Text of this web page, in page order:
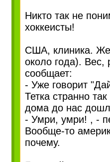
Никто так не
хоккеисты!
США, клиника.
около года). Вес,
сообщает:
- Уже говорит
Тетка странно
дома до нас
- Умри, умри! , -
Вообще-то
почему.